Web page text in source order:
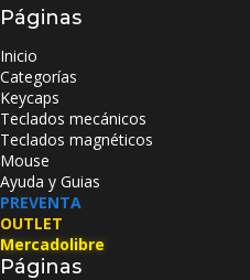
Páginas
Inicio
Categorías
Keycaps
Teclados mecánicos
Teclados magnéticos
Mouse
Ayuda y Guias
PREVENTA
OUTLET
Mercadolibre
Páginas